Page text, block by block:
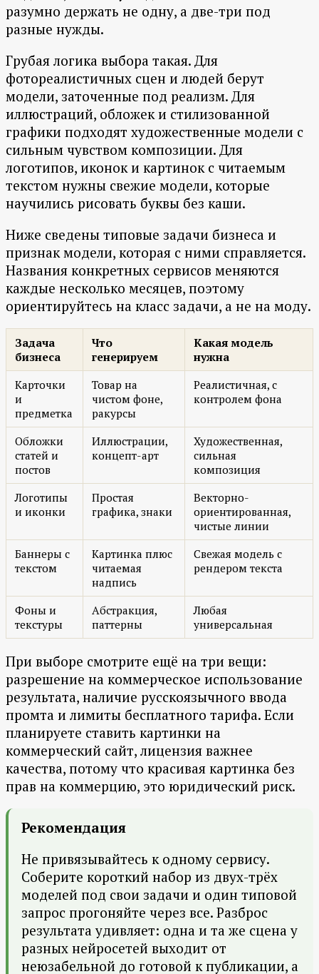
разумно держать не одну, а две-три под
разные нужды.
Грубая логика выбора такая. Для
фотореалистичных сцен и людей берут
модели, заточенные под реализм. Для
иллюстраций, обложек и стилизованной
графики подходят художественные модели с
сильным чувством композиции. Для
логотипов, иконок и картинок с читаемым
текстом нужны свежие модели, которые
научились рисовать буквы без каши.
Ниже сведены типовые задачи бизнеса и
признак модели, которая с ними справляется.
Названия конкретных сервисов меняются
каждые несколько месяцев, поэтому
ориентируйтесь на класс задачи, а не на моду.
Задача
бизнеса
Что
генерируем
Какая модель
нужна
Карточки
и
предметка
Товар на
чистом фоне,
ракурсы
Реалистичная, с
контролем фона
Обложки
статей и
постов
Иллюстрации,
концепт-арт
Художественная,
сильная
композиция
Логотипы
и иконки
Простая
графика, знаки
Векторно-
ориентированная,
чистые линии
Баннеры с
текстом
Картинка плюс
читаемая
надпись
Свежая модель с
рендером текста
Фоны и
текстуры
Абстракция,
паттерны
Любая
универсальная
При выборе смотрите ещё на три вещи:
разрешение на коммерческое использование
результата, наличие русскоязычного ввода
промта и лимиты бесплатного тарифа. Если
планируете ставить картинки на
коммерческий сайт, лицензия важнее
качества, потому что красивая картинка без
прав на коммерцию, это юридический риск.
Рекомендация
Не привязывайтесь к одному сервису.
Соберите короткий набор из двух-трёх
моделей под свои задачи и один типовой
запрос прогоняйте через все. Разброс
результата удивляет: одна и та же сцена у
разных нейросетей выходит от
неюзабельной до готовой к публикации, а